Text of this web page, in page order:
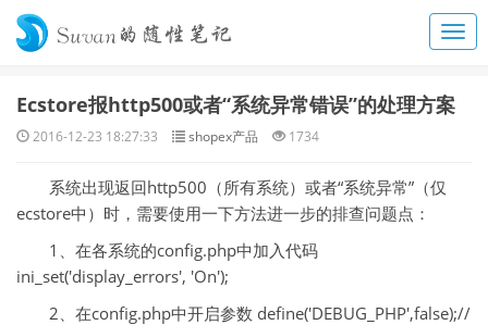
Ecstore报http500或者“系统异常错误”的处理方案
2016-12-23 18:27:33 shopex产品 1734
系统出现返回http500（所有系统）或者“系统异常”（仅
ecstore中）时，需要使用一下方法进一步的排查问题点：
1、在各系统的config.php中加入代码
ini_set('display_errors', 'On');
2、在config.php中开启参数 define('DEBUG_PHP',false);//